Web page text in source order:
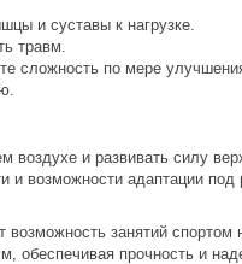
и суставы к нагрузке.
травм.
сложность по мере
воздухе и развивать силу
и возможности адаптации под
возможность занятий спортом
обеспечивая прочность и